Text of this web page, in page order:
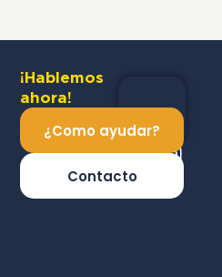
¡Hablemos
ahora!
¿Como ayudar?
Contacto